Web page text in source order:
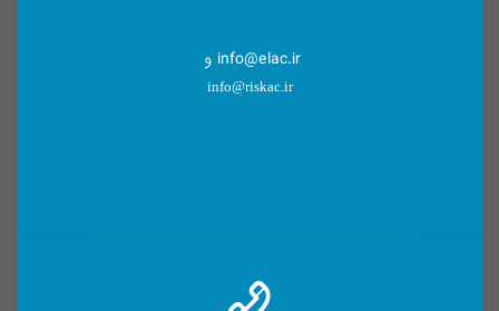
info@elac.ir و
info@riskac.ir